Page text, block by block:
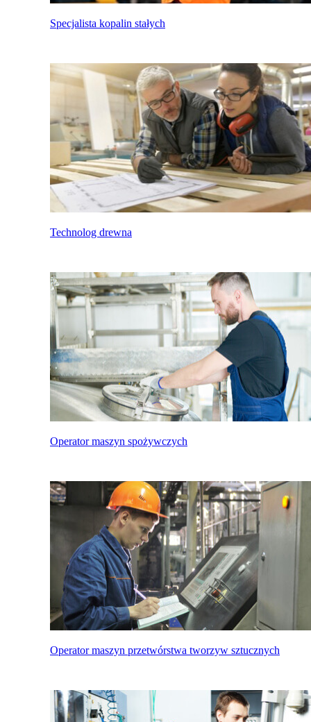
Specjalista kopalin stałych
Technolog drewna
Operator maszyn spożywczych
Operator maszyn przetwórstwa tworzyw sztucznych